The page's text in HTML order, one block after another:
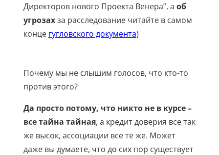
Директоров нового Проекта Венера”, а об
угрозахза расследование читайте в самом
конце гугловского документа)
Почему мы не слышим голосов, что кто-то
против этого?
Да просто потому, что никто не в курсе –
все тайна тайная, а кредит доверия все так
же высок, ассоциации все те же. Может
даже вы думаете, что до сих пор существует